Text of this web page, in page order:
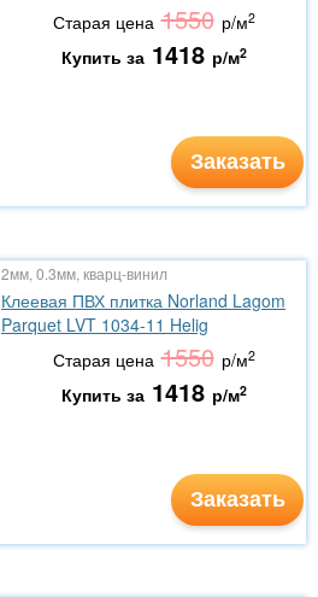
Старая цена 1550 р/м2
Купить за 1418 р/м2
Заказать
2мм, 0.3мм, кварц-винил
Клеевая ПВХ плитка Norland Lagom
Parquet LVT 1034-11 Helig
Старая цена 1550 р/м2
Купить за 1418 р/м2
Заказать